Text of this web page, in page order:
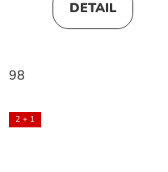
DETAIL
98
2 + 1